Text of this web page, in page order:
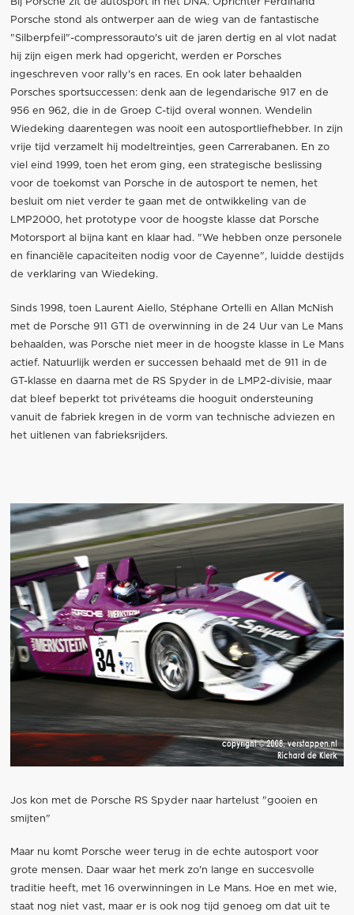
Bij Porsche zit de autosport in het DNA. Oprichter Ferdinand
Porsche stond als ontwerper aan de wieg van de fantastische
"Silberpfeil"-compressorauto's uit de jaren dertig en al vlot nadat
hij zijn eigen merk had opgericht, werden er Porsches
ingeschreven voor rally's en races. En ook later behaalden
Porsches sportsuccessen: denk aan de legendarische 917 en de
956 en 962, die in de Groep C-tijd overal wonnen. Wendelin
Wiedeking daarentegen was nooit een autosportliefhebber. In zijn
vrije tijd verzamelt hij modeltreintjes, geen Carrerabanen. En zo
viel eind 1999, toen het erom ging, een strategische beslissing
voor de toekomst van Porsche in de autosport te nemen, het
besluit om niet verder te gaan met de ontwikkeling van de
LMP2000, het prototype voor de hoogste klasse dat Porsche
Motorsport al bijna kant en klaar had. "We hebben onze personele
en financiële capaciteiten nodig voor de Cayenne", luidde destijds
de verklaring van Wiedeking.
Sinds 1998, toen Laurent Aiello, Stéphane Ortelli en Allan McNish
met de Porsche 911 GT1 de overwinning in de 24 Uur van Le Mans
behaalden, was Porsche niet meer in de hoogste klasse in Le Mans
actief. Natuurlijk werden er successen behaald met de 911 in de
GT-klasse en daarna met de RS Spyder in de LMP2-divisie, maar
dat bleef beperkt tot privéteams die hooguit ondersteuning
vanuit de fabriek kregen in de vorm van technische adviezen en
het uitlenen van fabrieksrijders.
Jos kon met de Porsche RS Spyder naar hartelust "gooien en
smijten"
Maar nu komt Porsche weer terug in de echte autosport voor
grote mensen. Daar waar het merk zo'n lange en succesvolle
traditie heeft, met 16 overwinningen in Le Mans. Hoe en met wie,
staat nog niet vast, maar er is ook nog tijd genoeg om dat uit te